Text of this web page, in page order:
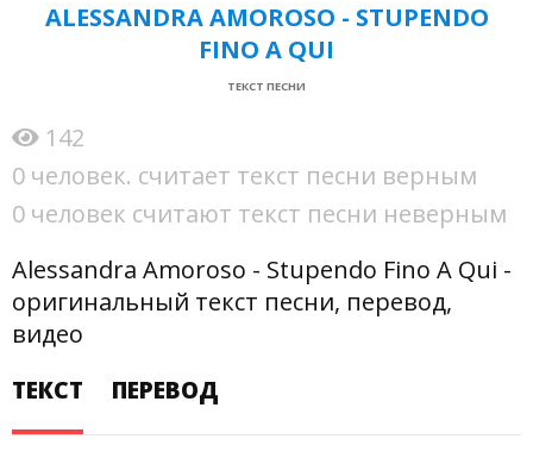
ALESSANDRA AMOROSO - STUPENDO
FINO A QUI
ТЕКСТ ПЕСНИ
142
0 человек. считает текст песни верным
0 человек считают текст песни неверным
Alessandra Amoroso - Stupendo Fino A Qui -
оригинальный текст песни, перевод,
видео
ТЕКСТ
ПЕРЕВОД